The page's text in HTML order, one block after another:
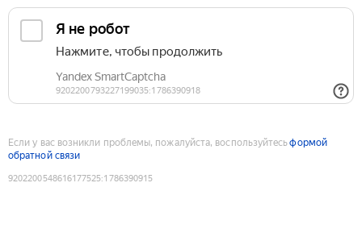
Если у вас возникли проблемы, пожалуйста, воспользуйтесьформой
обратной связи
9202200548616177525:1786390915